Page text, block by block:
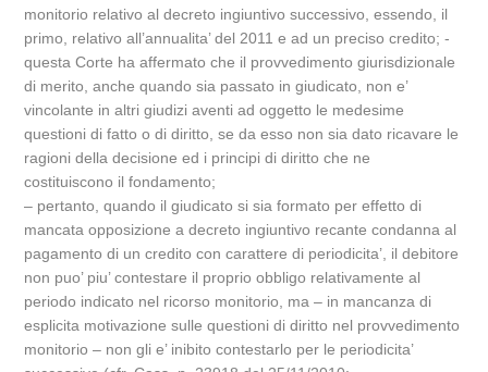
monitorio relativo al decreto ingiuntivo successivo, essendo, il
primo, relativo all’annualita’ del 2011 e ad un preciso credito; -
questa Corte ha affermato che il provvedimento giurisdizionale
di merito, anche quando sia passato in giudicato, non e’
vincolante in altri giudizi aventi ad oggetto le medesime
questioni di fatto o di diritto, se da esso non sia dato ricavare le
ragioni della decisione ed i principi di diritto che ne
costituiscono il fondamento;
– pertanto, quando il giudicato si sia formato per effetto di
mancata opposizione a decreto ingiuntivo recante condanna al
pagamento di un credito con carattere di periodicita’, il debitore
non puo’ piu’ contestare il proprio obbligo relativamente al
periodo indicato nel ricorso monitorio, ma – in mancanza di
esplicita motivazione sulle questioni di diritto nel provvedimento
monitorio – non gli e’ inibito contestarlo per le periodicita’